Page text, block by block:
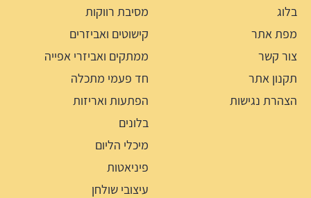
בלוג
מפת אתר
צור קשר
תקנון אתר
הצהרת נגישות
מסיבת רווקות
קישוטים ואביזרים
ממתקים ואביזרי אפייה
חד פעמי מתכלה
הפתעות ואריזות
בלונים
מיכלי הליום
פיניאטות
עיצובי שולחן